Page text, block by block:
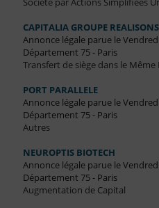
CAPITALIA GROUPE
Annonce légale parue le
Département 75 - Paris
Transfert de siège dans le
PORT PARALLELE
Annonce légale parue le
Département 75 - Paris
Autres
NEUROPTIS BIOTECH
Annonce légale parue le
Département 75 - Paris
Augmentation de Capital